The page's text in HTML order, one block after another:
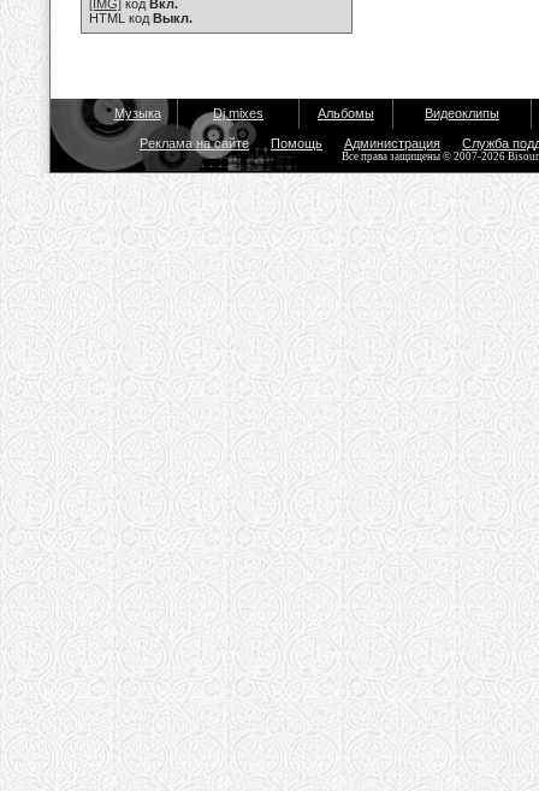
[IMG] код Вкл.
HTML код Выкл.
Музыка Dj mixes Альбомы Видеоклипы
Реклама на сайте Помощь Администрация Служба
Все права защищены © 2007-2026